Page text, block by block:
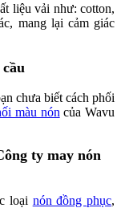
liệu vải như: cotton,
mang lại cảm giác
chưa biết cách phối
màu nón của Wavu
ty may nón
loại nón đồng phục,